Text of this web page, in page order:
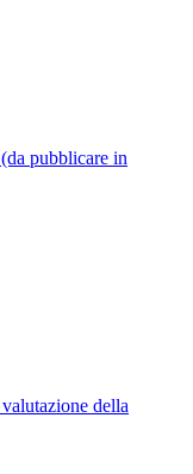
pubblicare in
della